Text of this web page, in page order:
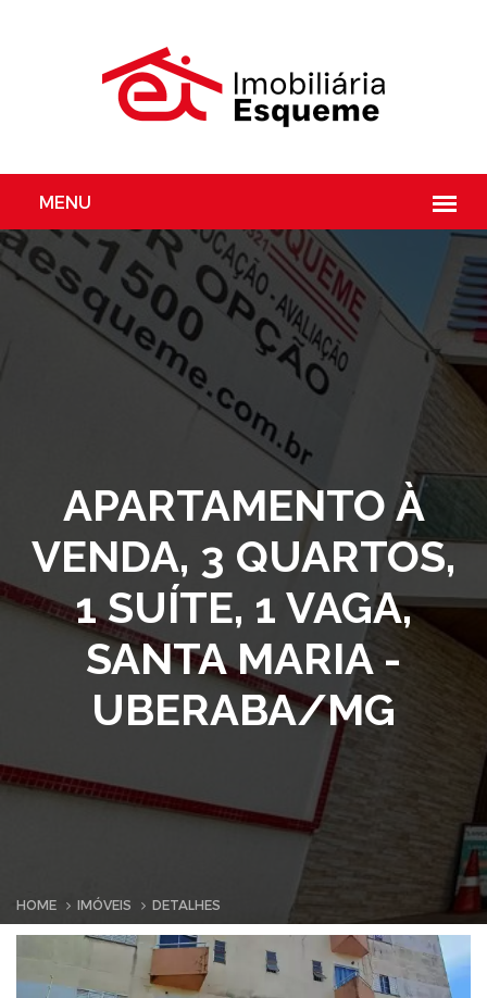
APARTAMENTO À
VENDA, 3 QUARTOS,
1 SUÍTE, 1 VAGA,
SANTA MARIA -
UBERABA/MG
HOME IMÓVEIS DETALHES